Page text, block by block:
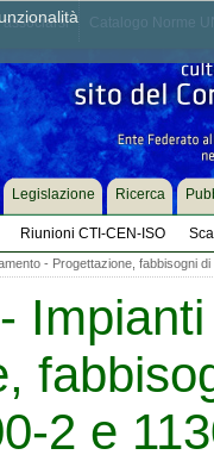
associarsi
Riunioni CTI-CEN-ISO
Legislazione Ricerca
- Progettazione, fabbisogni
2 e